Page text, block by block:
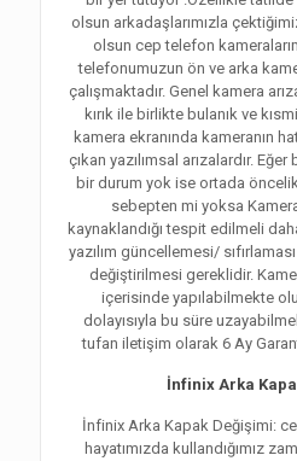
olsun arkadaşlarımızla
olsun cep telefon
telefonumuzun ön ve arka
çalışmaktadır. Genel kamera
kırık ile birlikte bulanık ve
kamera ekranında kameranın
çıkan yazılımsal arızalardır.
bir durum yok ise ortada
sebepten mi yoksa
kaynaklandığı tespit edilmeli
yazılım güncellemesi/
değiştirilmesi gereklidir.
içerisinde yapılabilmekte
dolayısıyla bu süre
tufan iletişim olarak 6 Ay
İnfinix Arka
İnfinix Arka Kapak Değişimi:
hayatımızda kullandığımız